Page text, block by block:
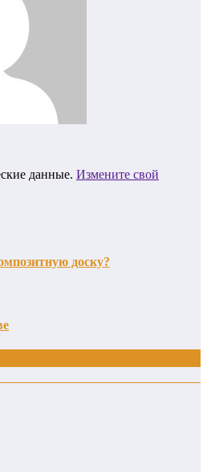
данные. Измените свой
доску?